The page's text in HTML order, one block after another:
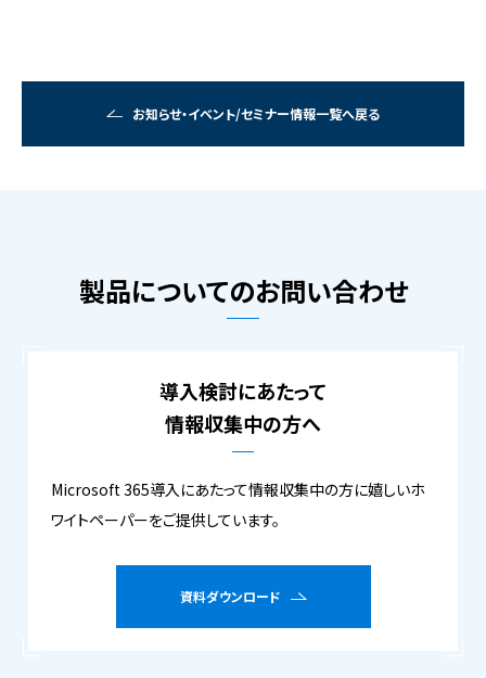
お知らせ・イベント/セミナー情報一覧へ戻る
製品についてのお問い合わせ
導入検討にあたって
情報収集中の方へ
Microsoft 365導入にあたって情報収集中の方に嬉しいホ
ワイトペーパーをご提供しています。
資料ダウンロード